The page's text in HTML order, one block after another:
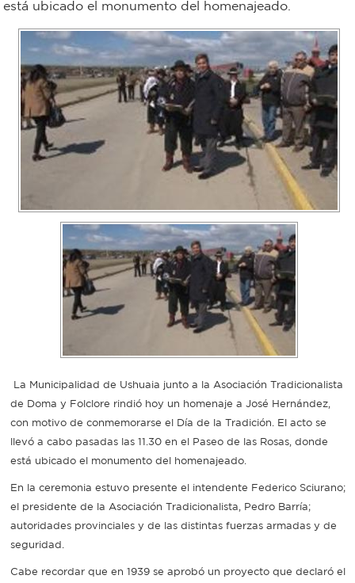
bondi
Boleto
estudiantil
colectivos
Recarga
SUBE
está ubicado el monumento del homenajeado.
La Municipalidad de Ushuaia junto a la Asociación Tradicionalista
de Doma y Folclore rindió hoy un homenaje a José Hernández,
con motivo de conmemorarse el Día de la Tradición. El acto se
llevó a cabo pasadas las 11.30 en el Paseo de las Rosas, donde
está ubicado el monumento del homenajeado.
En la ceremonia estuvo presente el intendente Federico Sciurano;
el presidente de la Asociación Tradicionalista, Pedro Barría;
autoridades provinciales y de las distintas fuerzas armadas y de
seguridad.
Cabe recordar que en 1939 se aprobó un proyecto que declaró el